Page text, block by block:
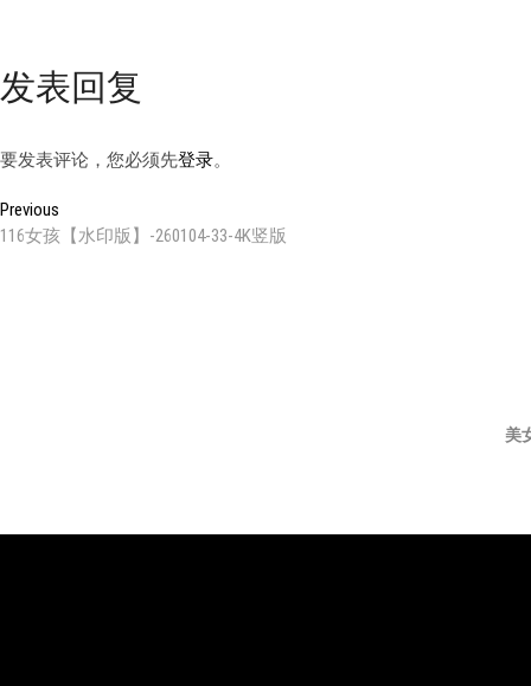
发表回复
要发表评论，您必须先登录。
文
章
Previous
post:
116女孩【水印版】-260104-33-4K竖版
美